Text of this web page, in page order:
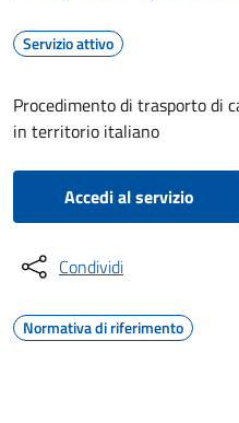
Servizio attivo
Procedimento di trasporto di
in territorio italiano
Accedi al servizio
Condividi
Normativa di riferimento